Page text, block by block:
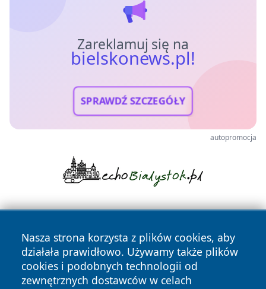
Zareklamuj się na
bielskonews.pl!
SPRAWDŹ SZCZEGÓŁY
autopromocja
Nasza strona korzysta z plików cookies, aby
działała prawidłowo. Używamy także plików
cookies i podobnych technologii od
zewnętrznych dostawców w celach
Copyright © 2026 bielskonews.pl Wszystkie prawa